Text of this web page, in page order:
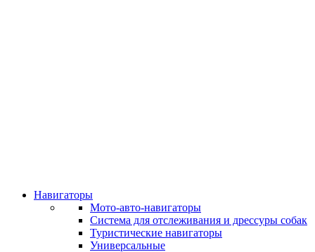
Навигаторы
Мото-авто-навигаторы
Система для отслеживания и дрессуры собак
Туристические навигаторы
Универсальные